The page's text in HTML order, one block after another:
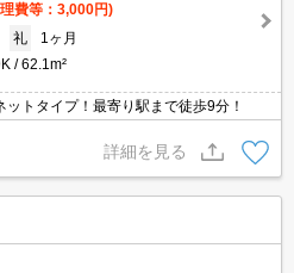
費等：3,000円)
礼
1ヶ月
62.1m²
トタイプ！最寄り駅まで徒歩9分！
詳細を見る